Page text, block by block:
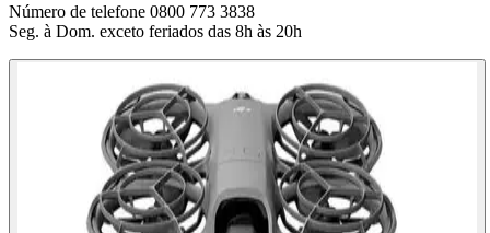
Número de telefone 0800 773 3838
Seg. à Dom. exceto feriados das 8h às 20h